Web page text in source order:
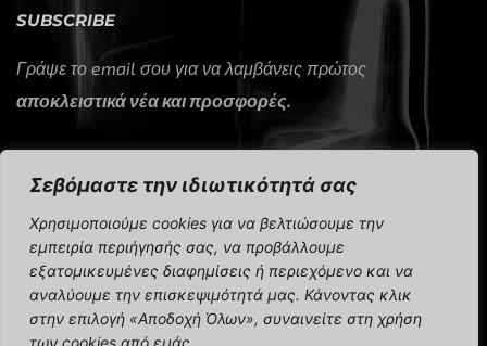
Σεβόμαστε την ιδιωτικότητά σας
Χρησιμοποιούμε cookies για να βελτιώσουμε την
εμπειρία περιήγησής σας, να προβάλλουμε
εξατομικευμένες διαφημίσεις ή περιεχόμενο και να
αναλύουμε την επισκεψιμότητά μας. Κάνοντας κλικ
στην επιλογή «Αποδοχή Όλων», συναινείτε στη χρήση
των cookies από εμάς.
SUBSCRIBE
Γράψε το email σου για να λαμβάνεις πρώτος
αποκλειστικά νέα και προσφορές.
CAP Sport 2024 © All rights reserved.